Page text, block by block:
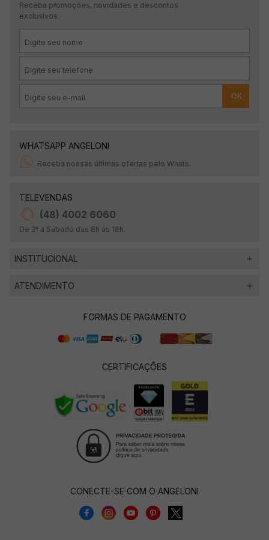
Receba promoções, novidades e descontos
exclusivos.
OK
WHATSAPP ANGELONI
Receba nossas últimas ofertas pelo Whats.
TELEVENDAS
(48) 4002 6060
De 2ª a Sábado das 8h às 18h.
INSTITUCIONAL
ATENDIMENTO
FORMAS DE PAGAMENTO
CERTIFICAÇÕES
CONECTE-SE COM O ANGELONI